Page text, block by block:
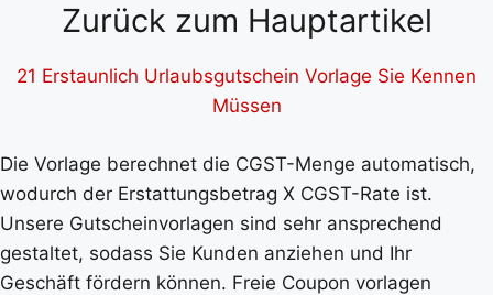
Zurück zum Hauptartikel
21 Erstaunlich Urlaubsgutschein Vorlage Sie Kennen
Müssen
Die Vorlage berechnet die CGST-Menge automatisch,
wodurch der Erstattungsbetrag X CGST-Rate ist.
Unsere Gutscheinvorlagen sind sehr ansprechend
gestaltet, sodass Sie Kunden anziehen und Ihr
Geschäft fördern können. Freie Coupon vorlagen